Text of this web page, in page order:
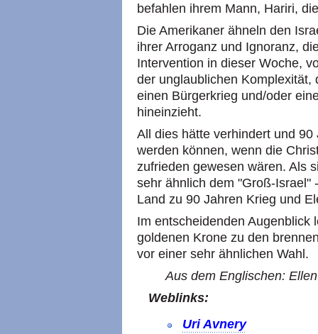
befahlen ihrem Mann, Hariri,
Die Amerikaner ähneln den
ihrer Arroganz und Ignoranz,
Intervention in dieser Woche,
der unglaublichen
einen Bürgerkrieg und/oder
hineinzieht.
All dies hätte verhindert und
werden können, wenn die
zufrieden gewesen wären. Als
sehr ähnlich dem "Groß-Israel"
Land zu 90 Jahren Krieg und
Im entscheidenden Augenblick
goldenen Krone zu den
vor einer sehr ähnlichen Wahl.
Aus dem Englischen:
Weblinks:
Uri Avnery